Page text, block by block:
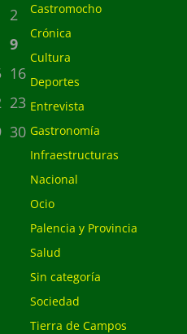
2
9
16
23
30
Castromocho
Crónica
Cultura
Deportes
Entrevista
Gastronomía
Infraestructuras
Nacional
Ocio
Palencia y Provincia
Salud
Sin categoría
Sociedad
Tierra de Campos